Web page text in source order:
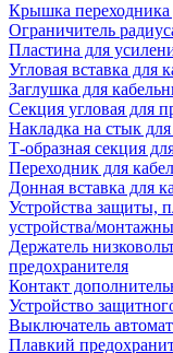
Крышка переходника
Ограничитель
Пластина для
Угловая вставка для
Заглушка для
Секция угловая для
Накладка на стык для
Т-образная секция
Переходник для
Донная вставка для
Устройства защиты,
устройства/
Держатель
предохранителя
Контакт
Устройство
Выключатель
Плавкий